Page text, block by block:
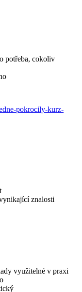
potřeba, cokoliv
pokrocily-kurz-
znalosti
využitelné v praxi